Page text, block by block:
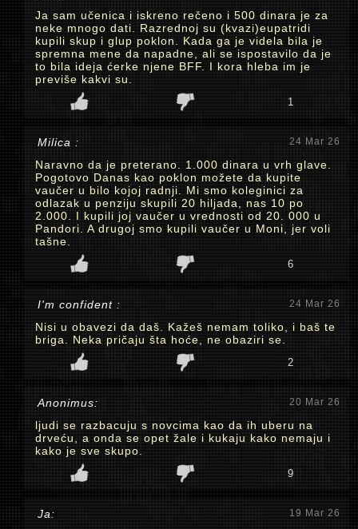
Ja sam učenica i iskreno rečeno i 500 dinara je za
neke mnogo dati. Razrednoj su (kvazi)eupatridi
kupili skup i glup poklon. Kada ga je videla bila je
spremna mene da napadne, ali se ispostavilo da je
to bila ideja ćerke njene BFF. I kora hleba im je
previše kakvi su.
1
Milica : 24 Mar 26
Naravno da je preterano. 1.000 dinara u vrh glave.
Pogotovo Danas kao poklon možete da kupite
vaučer u bilo kojoj radnji. Mi smo koleginici za
odlazak u penziju skupili 20 hiljada, nas 10 po
2.000. I kupili joj vaučer u vrednosti od 20. 000 u
Pandori. A drugoj smo kupili vaučer u Moni, jer voli
tašne.
6
I'm confident : 24 Mar 26
Nisi u obavezi da daš. Kažeš nemam toliko, i baš te
briga. Neka pričaju šta hoće, ne obaziri se.
2
Anonimus: 20 Mar 26
ljudi se razbacuju s novcima kao da ih uberu na
drveću, a onda se opet žale i kukaju kako nemaju i
kako je sve skupo.
9
Ja: 19 Mar 26